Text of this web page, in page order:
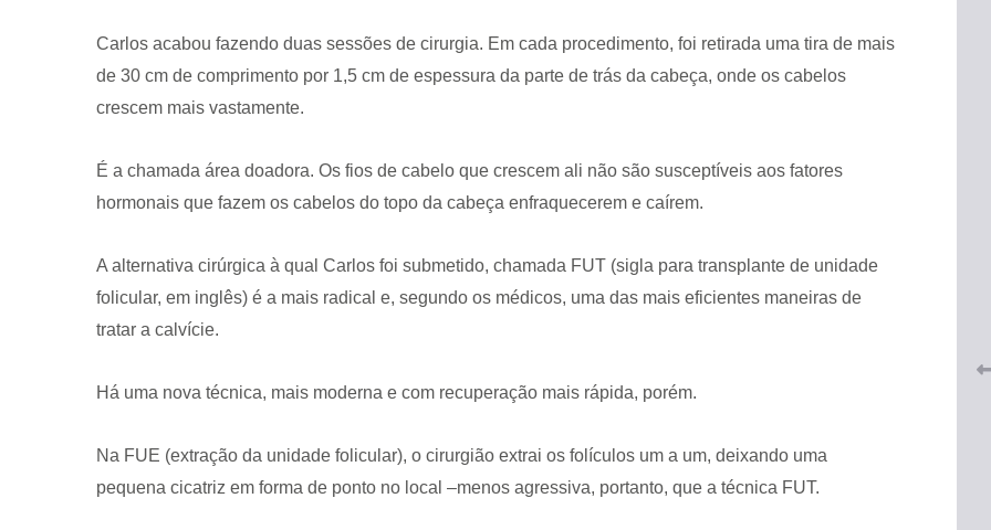
Carlos acabou fazendo duas sessões de cirurgia. Em cada procedimento, foi retirada uma tira de mais
de 30 cm de comprimento por 1,5 cm de espessura da parte de trás da cabeça, onde os cabelos
crescem mais vastamente.
É a chamada área doadora. Os fios de cabelo que crescem ali não são susceptíveis aos fatores
hormonais que fazem os cabelos do topo da cabeça enfraquecerem e caírem.
A alternativa cirúrgica à qual Carlos foi submetido, chamada FUT (sigla para transplante de unidade
folicular, em inglês) é a mais radical e, segundo os médicos, uma das mais eficientes maneiras de
tratar a calvície.
Há uma nova técnica, mais moderna e com recuperação mais rápida, porém.
Na FUE (extração da unidade folicular), o cirurgião extrai os folículos um a um, deixando uma
pequena cicatriz em forma de ponto no local –menos agressiva, portanto, que a técnica FUT.
farmacêutico em nova resolução
da Anvisa sobre medicamentos à
base de Cannabis
CRF-SP e garante continuidade
do acesso gratuito à Academia